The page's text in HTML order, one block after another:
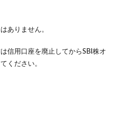
ありません。
信用口座を廃止してからSBI株オ
ください。